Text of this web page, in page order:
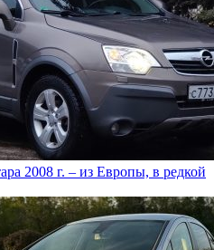
2008 г. – из Европы, в редкой